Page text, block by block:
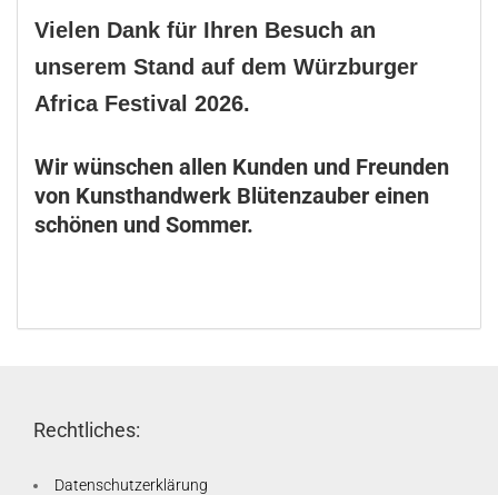
Vielen Dank für Ihren Besuch an
unserem Stand auf dem Würzburger
Africa Festival 2026.
Wir wünschen allen Kunden und Freunden
von Kunsthandwerk Blütenzauber einen
schönen und Sommer.
Rechtliches:
Datenschutzerklärung